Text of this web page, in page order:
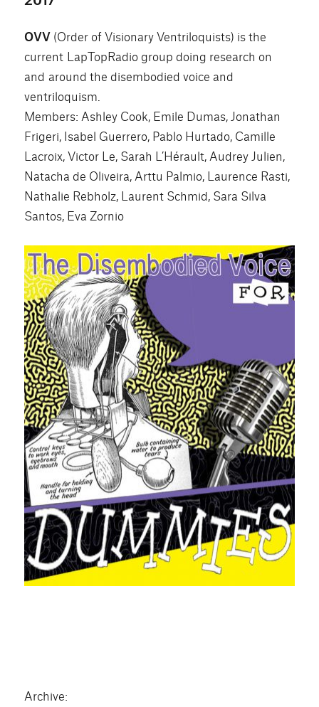
OVV (Order of Visionary Ventriloquists) is the
current LapTopRadio group doing research on
and around the disembodied voice and
ventriloquism.
Members: Ashley Cook, Emile Dumas, Jonathan
Frigeri, Isabel Guerrero, Pablo Hurtado, Camille
Lacroix, Victor Le, Sarah L’Hérault, Audrey Julien,
Natacha de Oliveira, Arttu Palmio, Laurence Rasti,
Nathalie Rebholz, Laurent Schmid, Sara Silva
Santos, Eva Zornio
Archive: